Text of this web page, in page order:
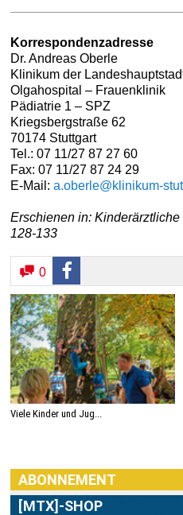
Korrespondenzadresse
Dr. Andreas Oberle
Klinikum der
Olgahospital – Frauenklinik
Pädiatrie 1 – SPZ
Kriegsbergstraße 62
70174 Stuttgart
Tel.: 07 11/27 87 27 60
Fax: 07 11/27 87 24 29
E-Mail:a.oberle@klinikum-
Erschienen in:
128-133
0
Viele Kinder und Jug...
ABONNEMENT
[MTX]-SHOP